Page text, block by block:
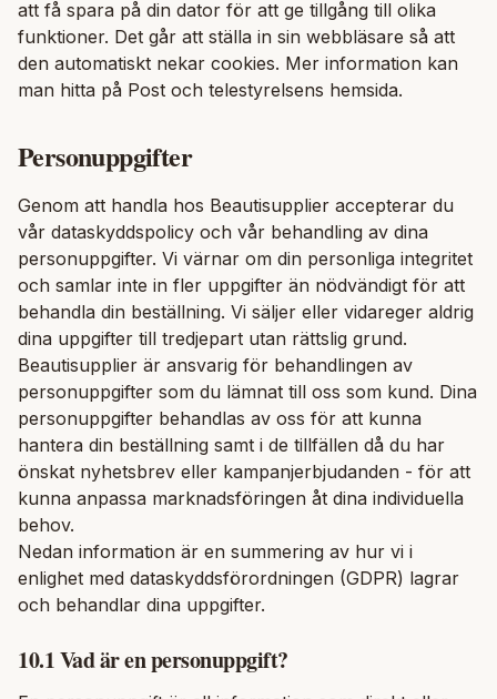
att få spara på din dator för att ge tillgång till olika
funktioner. Det går att ställa in sin webbläsare så att
den automatiskt nekar cookies. Mer information kan
man hitta på Post och telestyrelsens hemsida.
Personuppgifter
Genom att handla hos Beautisupplier accepterar du
vår dataskyddspolicy och vår behandling av dina
personuppgifter. Vi värnar om din personliga integritet
och samlar inte in fler uppgifter än nödvändigt för att
behandla din beställning. Vi säljer eller vidareger aldrig
dina uppgifter till tredjepart utan rättslig grund.
Beautisupplier är ansvarig för behandlingen av
personuppgifter som du lämnat till oss som kund. Dina
personuppgifter behandlas av oss för att kunna
hantera din beställning samt i de tillfällen då du har
önskat nyhetsbrev eller kampanjerbjudanden - för att
kunna anpassa marknadsföringen åt dina individuella
behov.
Nedan information är en summering av hur vi i
enlighet med dataskyddsförordningen (GDPR) lagrar
och behandlar dina uppgifter.
10.1 Vad är en personuppgift?